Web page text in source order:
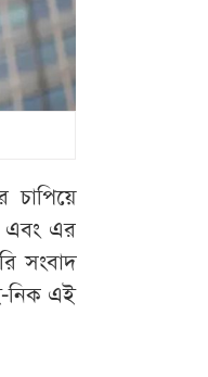
চাপিয়ে
এবং এর
সংবাদ
নিক এই